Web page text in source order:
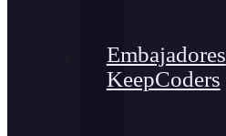
Embajadores
KeepCoders